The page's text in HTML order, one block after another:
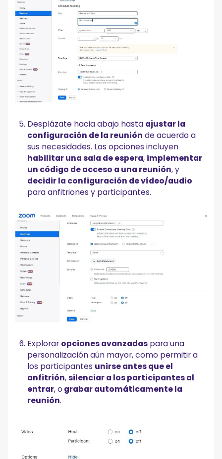
Desplázate hacia abajo hasta ajustar la
configuración de la reunión de acuerdo a
sus necesidades. Las opciones incluyen
habilitar una sala de espera, implementar
un código de acceso a una reunión, y
decidir la configuración de vídeo/audio
para anfitriones y participantes.
Explorar opciones avanzadas para una
personalización aún mayor, como permitir a
los participantes unirse antes que el
anfitrión,silenciar a los participantes al
entrar, ograbar automáticamente la
reunión.